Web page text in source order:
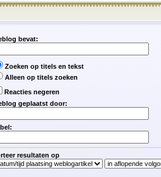
bevat:
Zoeken op titels en tekst
Alleen op titels zoeken
Reacties negeren
geplaatst door:
resultaten op